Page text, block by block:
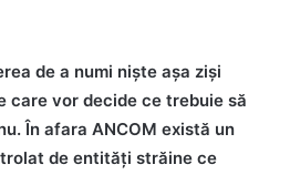
de a numi niște așa ziși
care vor decide ce trebuie să
În afara ANCOM există un
de entități străine ce